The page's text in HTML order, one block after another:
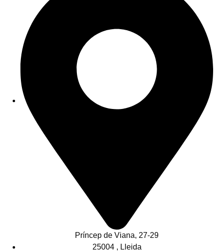
Príncep de Viana, 27-29
25004 , Lleida